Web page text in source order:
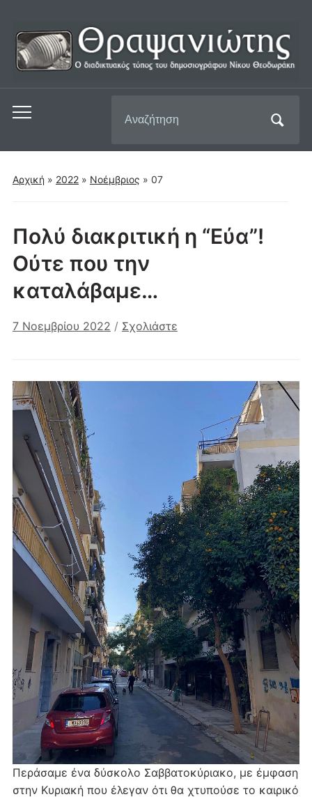
Εναλλαγή
μενού
για
για:
Αρχική » 2022» Νοέμβριος » 07
Πολύ διακριτική η “Εύα”!
Ούτε που την
καταλάβαμε…
7 Νοεμβρίου 2022 / Σχολιάστε
Περάσαμε ένα δύσκολο Σαββατοκύριακο, με έμφαση
στην Κυριακή που έλεγαν ότι θα χτυπούσε το καιρικό